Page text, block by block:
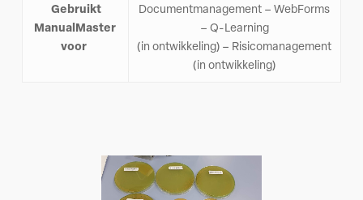
Gebruikt
ManualMaster
voor
Documentmanagement – WebForms
– Q-Learning
(in ontwikkeling) – Risicomanagement
(in ontwikkeling)